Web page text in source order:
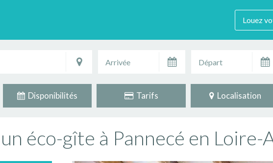
Louez
Disponibilités Tarifs Localisation
éco-gîte à Pannecé en